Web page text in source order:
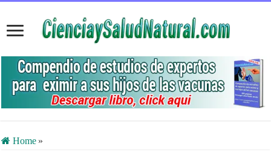
Home »